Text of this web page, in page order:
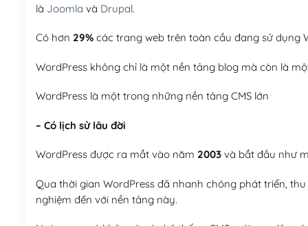
là Joomla và Drupal.
Có hơn 29%các trang web trên toàn cầu đang sử dụng
WordPress không chỉ là một nền tảng blog mà còn là
WordPress là một trong những nền tảng CMS lớn
– Có lịch sử lâu đời
WordPress được ra mắt vào năm 2003và bắt đầu như
Qua thời gian WordPress đã nhanh chóng phát triển,
nghiệm đến với nền tảng này.